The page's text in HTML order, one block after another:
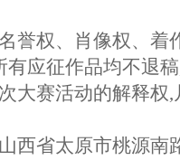
誉权、肖像权、着
应征作品均不退
大赛活动的解释权,
西省太原市桃源南